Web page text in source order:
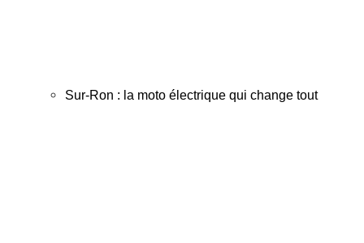
Sur-Ron : la moto électrique qui change tout